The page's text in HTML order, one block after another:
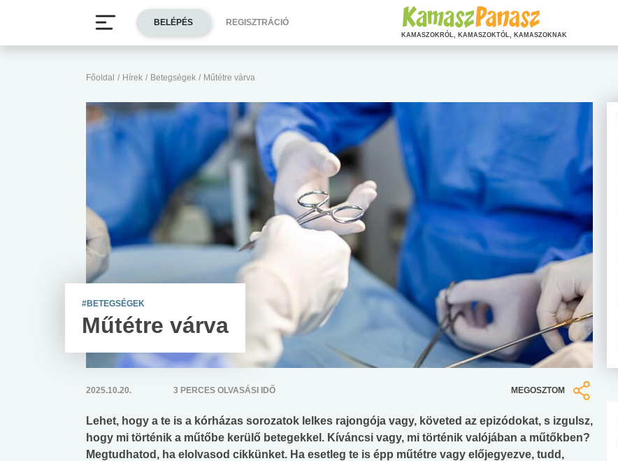
Főoldal / Hírek / Betegségek / Műtétre várva
#BETEGSÉGEK
Műtétre várva
2025.10.20. 3 PERCES OLVASÁSI IDŐ MEGOSZTOM
Lehet, hogy a te is a kórházas sorozatok lelkes rajongója vagy, követed az epizódokat, s izgulsz,
hogy mi történik a műtőbe kerülő betegekkel. Kíváncsi vagy, mi történik valójában a műtőkben?
Megtudhatod, ha elolvasod cikkünket. Ha esetleg te is épp műtétre vagy előjegyezve, tudd,
BELÉPÉS REGISZTRÁCIÓ
KAMASZOKRÓL, KAMASZOKTÓL, KAMASZOKNAK